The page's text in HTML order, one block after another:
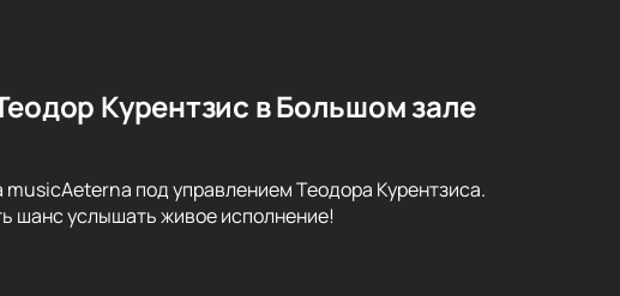
Курентзис в Большом зале
под управлением Теодора Курентзиса.
шанс услышать живое исполнение!